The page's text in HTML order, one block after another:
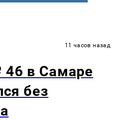
11 часов назад
в Самаре
без